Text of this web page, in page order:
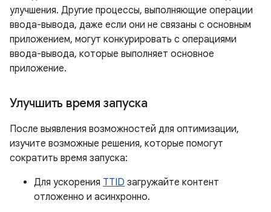
улучшения. Другие процессы, выполняющие операции
ввода-вывода, даже если они не связаны с основным
приложением, могут конкурировать с операциями
ввода-вывода, которые выполняет основное
приложение.
Улучшить время запуска
После выявления возможностей для оптимизации,
изучите возможные решения, которые помогут
сократить время запуска:
Для ускорения TTID загружайте контент
отложенно и асинхронно.